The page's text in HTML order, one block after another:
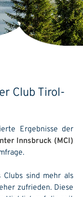
Club Tirol-
Ergebnisse der
Innsbruck (MCI)
sind mehr als
zufrieden. Diese